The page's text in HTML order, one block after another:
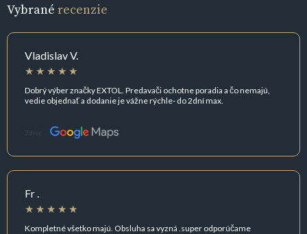
Vybrané recenzie
Vladislav V.
Dobrý výber značky EXTOL. Predavači ochotne poradia a čo nemajú,
vedie objednať a dodanie je vážne rýchle- do 2dní max.
Zdroj:
Fr .
Kompletné všetko majú. Obsluha sa vyzná .super odporúčame